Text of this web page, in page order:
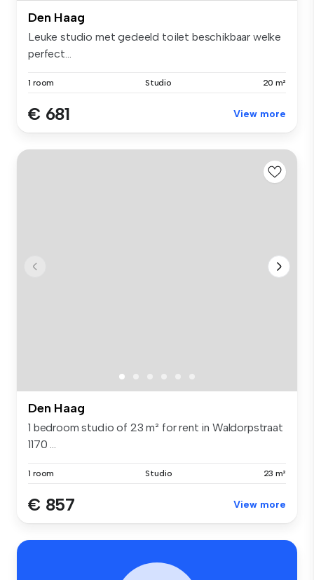
Den Haag
Leuke studio met gedeeld toilet beschikbaar welke
perfect...
1 room Studio 20 m²
€ 681 View more
Den Haag
1 bedroom studio of 23 m² for rent in Waldorpstraat
1170 ...
1 room Studio 23 m²
€ 857 View more